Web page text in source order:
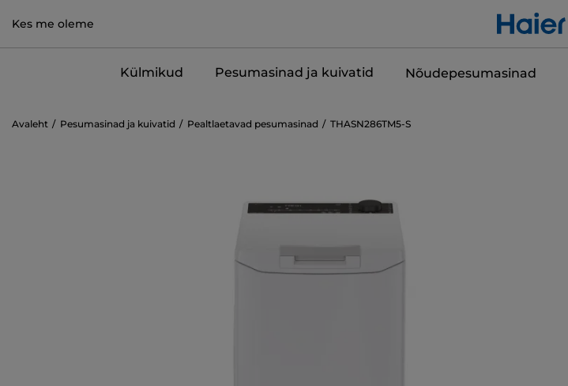
Kes me oleme
Külmikud Pesumasinad ja kuivatid Nõudepesumasinad
Avaleht Pesumasinad ja kuivatid Pealtlaetavad pesumasinad THASN286TM5-S